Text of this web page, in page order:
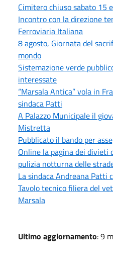
Cimitero chiuso sabato 15
Incontro con la direzione
Ferroviaria Italiana
8 agosto, Giornata del
mondo
Sistemazione verde
interessate
“Marsala Antica” vola in
sindaca Patti
A Palazzo Municipale il
Mistretta
Pubblicato il bando per
Online la pagina dei divieti
pulizia notturna delle
La sindaca Andreana Patti
Tavolo tecnico filiera del
Marsala
Ultimo aggiornamento: 9